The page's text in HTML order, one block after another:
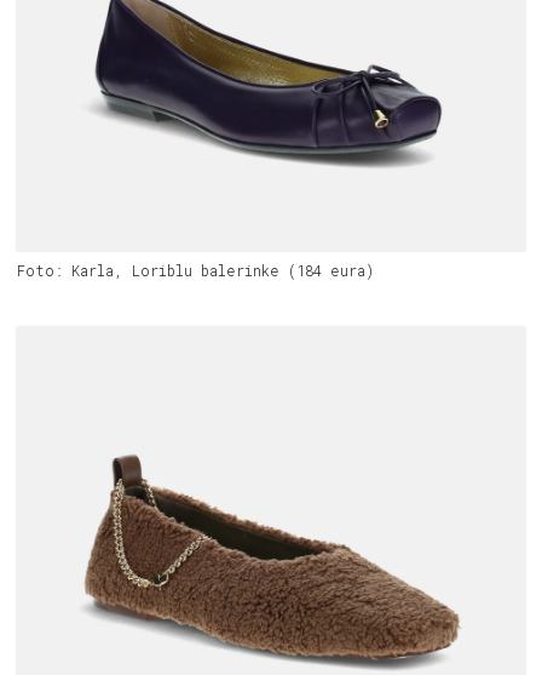
Foto: Karla, Loriblu balerinke (184 eura)